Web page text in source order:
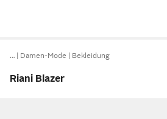
… Damen-Mode Bekleidung
Riani Blazer